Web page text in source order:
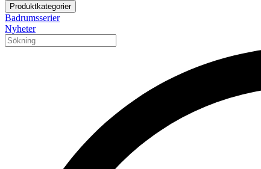
Produktkategorier
Badrumsserier
Nyheter